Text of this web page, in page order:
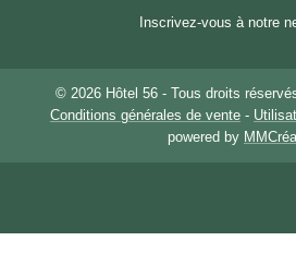
Inscrivez-vous à notre
© 2026 Hôtel 56 - Tous droits
Conditions générales de vente -
powered by